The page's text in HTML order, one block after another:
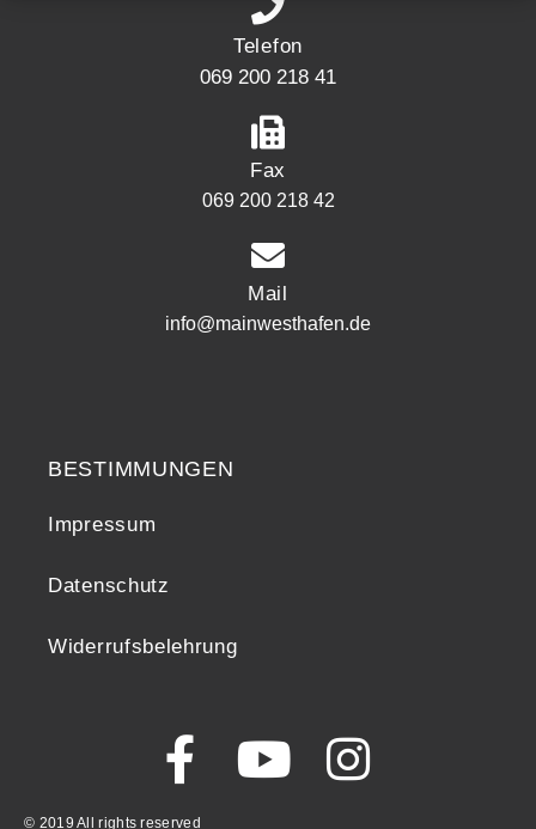
Telefon
069 200 218 41
Fax
069 200 218 42
Mail
info@mainwesthafen.de
BESTIMMUNGEN
Impressum
Datenschutz
Widerrufsbelehrung
© 2019 All rights reserved